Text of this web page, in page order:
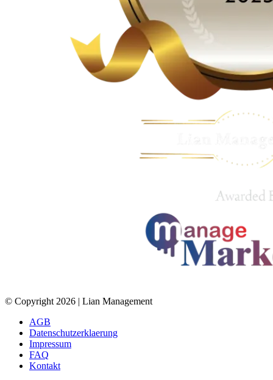
© Copyright 2026 | Lian Management
AGB
Datenschutzerklaerung
Impressum
FAQ
Kontakt